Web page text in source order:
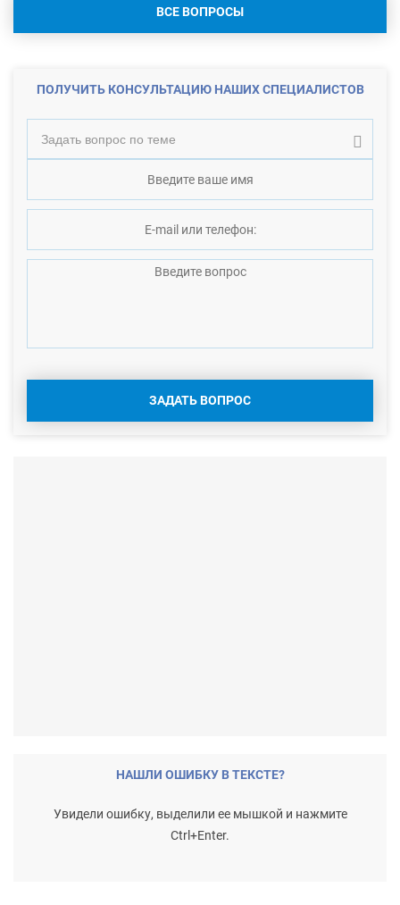
ВСЕ ВОПРОСЫ
ПОЛУЧИТЬ КОНСУЛЬТАЦИЮ НАШИХ СПЕЦИАЛИСТОВ
Задать вопрос по теме
ЗАДАТЬ ВОПРОС
НАШЛИ ОШИБКУ В ТЕКСТЕ?
Увидели ошибку, выделили ее мышкой и нажмите
Ctrl+Enter.